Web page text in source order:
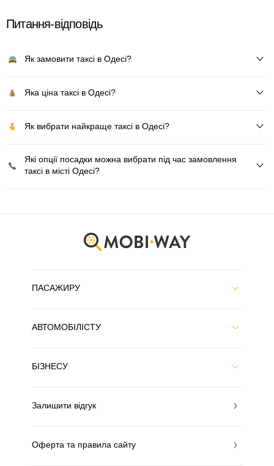
Питання-відповідь
Як замовити таксі в Одесі?
Яка ціна таксі в Одесі?
Як вибрати найкраще таксі в Одесі?
Які опції посадки можна вибрати під час замовлення
таксі в місті Одесі?
ПАСАЖИРУ
АВТОМОБІЛІСТУ
БІЗНЕСУ
Залишити відгук
Оферта та правила сайту